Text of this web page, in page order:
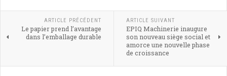
ARTICLE PRÉCÉDENT
Le papier prend l’avantage
dans l’emballage durable
ARTICLE SUIVANT
EPIQ Machinerie inaugure
son nouveau siège social et
amorce une nouvelle phase
de croissance